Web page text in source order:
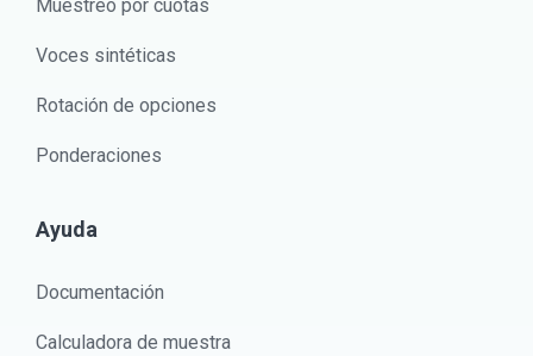
Muestreo por cuotas
Voces sintéticas
Rotación de opciones
Ponderaciones
Ayuda
Documentación
Calculadora de muestra